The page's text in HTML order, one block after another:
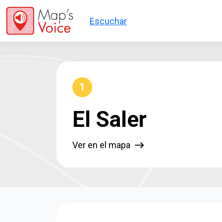
Pasar al contenido principal
Escuchar
1
El Saler
Ver en el mapa